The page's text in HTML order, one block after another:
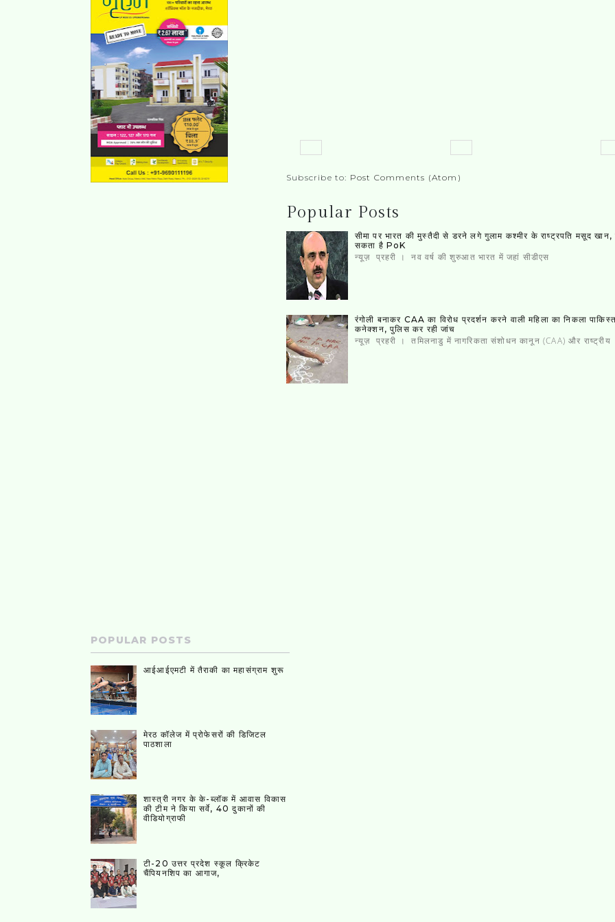
Subscribe to: Post Comments (Atom)
Popular Posts
सीमा पर भारत की मुस्‍तैदी से डरने लगे गुलाम कश्‍मीर के राष्‍ट्रपति मसूद खान,
सकता है PoK
न्यूज़ प्रहरी । नव वर्ष की शुरुआत भारत में जहां सीडीएस
रंगोली बनाकर CAA का विरोध प्रदर्शन करने वाली महिला का निकला
कनेक्‍शन, पुलिस कर रही जांच
न्यूज़ प्रहरी । तमिलनाडु में नागरिकता संशोधन कानून (CAA) और राष्ट्रीय
POPULAR POSTS
आईआईएमटी में तैराकी का महासंग्राम शुरू
मेरठ कॉलेज में प्रोफेसरों की डिजिटल
पाठशाला
शास्त्री नगर के के-ब्लॉक में आवास विकास
की टीम ने किया सर्वे, 40 दुकानों की
वीडियोग्राफी
टी-20 उत्तर प्रदेश स्कूल क्रिकेट
चैंपियनशिप का आगाज,